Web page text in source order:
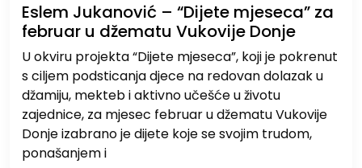
Eslem Jukanović – “Dijete mjeseca” za
februar u džematu Vukovije Donje
U okviru projekta “Dijete mjeseca”, koji je pokrenut
s ciljem podsticanja djece na redovan dolazak u
džamiju, mekteb i aktivno učešće u životu
zajednice, za mjesec februar u džematu Vukovije
Donje izabrano je dijete koje se svojim trudom,
ponašanjem i